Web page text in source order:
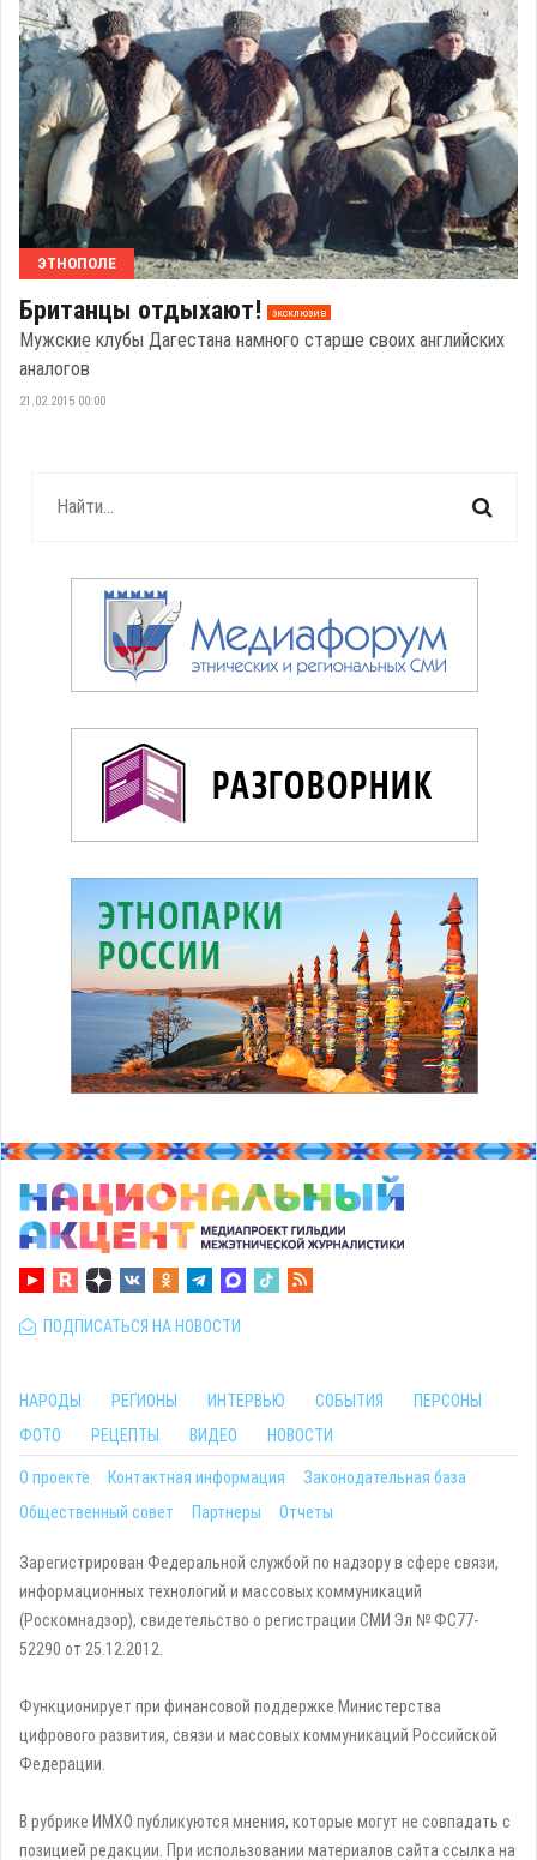
ЭТНОПОЛЕ
Британцы отдыхают! эксклюзив
Мужские клубы Дагестана намного старше своих английских
аналогов
21.02.2015 00:00
ПОДПИСАТЬСЯ НА НОВОСТИ
НАРОДЫ РЕГИОНЫ ИНТЕРВЬЮ СОБЫТИЯ
ПЕРСОНЫ
ФОТО
РЕЦЕПТЫ ВИДЕО НОВОСТИ
О проекте Контактная информация
Законодательная база
Общественный совет
Партнеры Отчеты
Зарегистрирован Федеральной службой по надзору в сфере связи,
информационных технологий и массовых коммуникаций
(Роскомнадзор), свидетельство о регистрации СМИ Эл № ФС77-
52290 от 25.12.2012.
Функционирует при финансовой поддержке Министерства
цифрового развития, связи и массовых коммуникаций Российской
Федерации.
В рубрике ИМХО публикуются мнения, которые могут не совпадать с
позицией редакции. При использовании материалов сайта ссылка на